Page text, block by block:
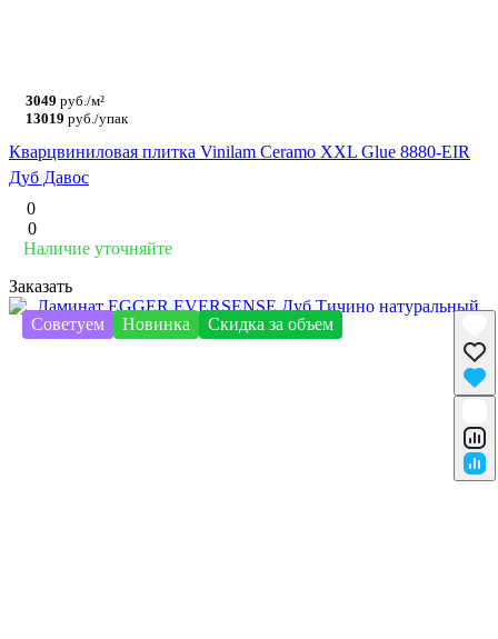
3049 руб./м²
13019 руб./упак
Кварцвиниловая плитка Vinilam Ceramo XXL Glue 8880-EIR
Дуб Давос
0
0
Наличие уточняйте
Заказать
Советуем
Новинка Скидка за объем